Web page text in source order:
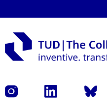
Instagram LinkedIn Bluesky